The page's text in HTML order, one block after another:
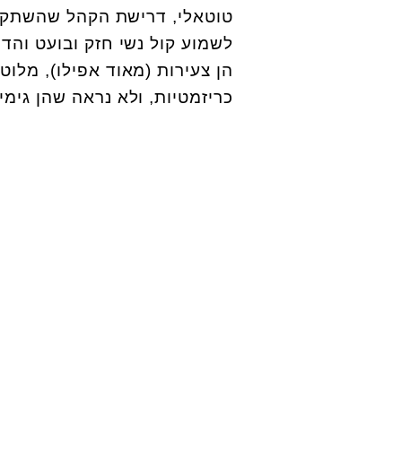
טוטאלי, דרישת הקהל
לשמוע קול נשי חזק ובועט
הן צעירות (מאוד אפילו),
כריזמטיות, ולא נראה שהן